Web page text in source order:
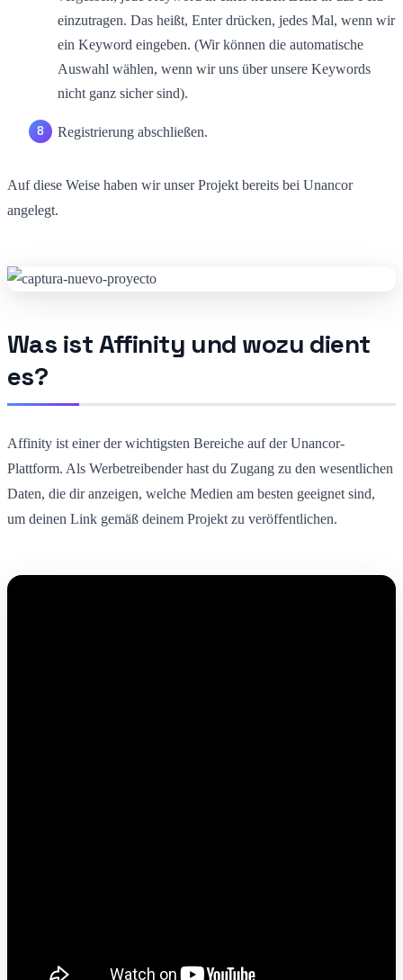
einzutragen. Das heißt, Enter drücken, jedes Mal, wenn wir
ein Keyword eingeben. (Wir können die automatische
Auswahl wählen, wenn wir uns über unsere Keywords
nicht ganz sicher sind).
Registrierung abschließen.
Auf diese Weise haben wir unser Projekt bereits bei Unancor
angelegt.
Was ist Affinity und wozu dient
es?
Affinity ist einer der wichtigsten Bereiche auf der Unancor-
Plattform. Als Werbetreibender hast du Zugang zu den wesentlichen
Daten, die dir anzeigen, welche Medien am besten geeignet sind,
um deinen Link gemäß deinem Projekt zu veröffentlichen.